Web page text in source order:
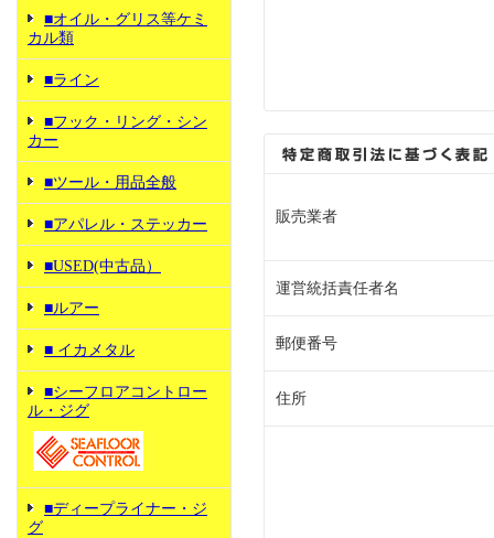
■オイル・グリス等ケミ
カル類
■ライン
■フック・リング・シン
カー
■ツール・用品全般
■アパレル・ステッカー
■USED(中古品）
■ルアー
■ イカメタル
■シーフロアコントロー
ル・ジグ
■ディープライナー・ジ
グ
販売業者
運営統括責任者名
郵便番号
住所